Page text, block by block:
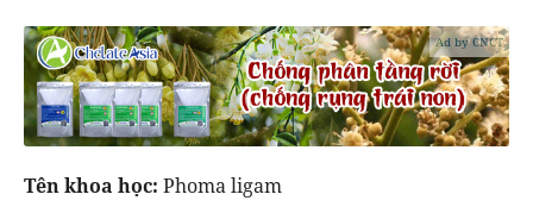
Ad by CNCT
Tên khoa học: Phoma ligam